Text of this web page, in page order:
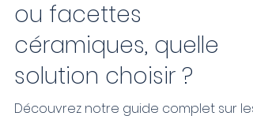
Composite bonding
ou facettes
céramiques, quelle
solution choisir ?